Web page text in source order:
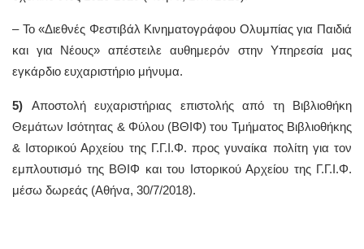
– Το «Διεθνές Φεστιβάλ Κινηματογράφου Ολυμπίας για Παιδιά
και για Νέους» απέστειλε αυθημερόν στην Υπηρεσία μας
εγκάρδιο ευχαριστήριο μήνυμα.
5) Αποστολή ευχαριστήριας επιστολής από τη Βιβλιοθήκη
Θεμάτων Ισότητας & Φύλου (ΒΘΙΦ) του Τμήματος Βιβλιοθήκης
& Ιστορικού Αρχείου της Γ.Γ.Ι.Φ. προς γυναίκα πολίτη για τον
εμπλουτισμό της ΒΘΙΦ και του Ιστορικού Αρχείου της Γ.Γ.Ι.Φ.
μέσω δωρεάς (Αθήνα, 30/7/2018).